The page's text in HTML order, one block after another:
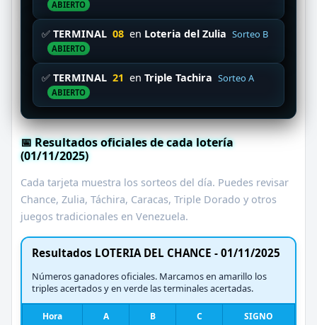
ABIERTO
✅ TERMINAL 08 en Loteria del Zulia Sorteo B
ABIERTO
✅ TERMINAL 21 en Triple Tachira Sorteo A
ABIERTO
📅 Resultados oficiales de cada lotería
(01/11/2025)
Cada tarjeta muestra los sorteos del día. Puedes revisar
Chance, Zulia, Táchira, Caracas, Triple Dorado y otros
juegos tradicionales en Venezuela.
Resultados LOTERIA DEL CHANCE - 01/11/2025
Números ganadores oficiales. Marcamos en amarillo los
triples acertados y en verde las terminales acertadas.
Hora A B C SIGNO